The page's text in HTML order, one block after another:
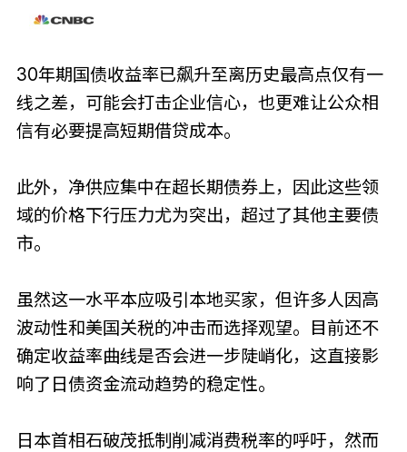
30年期国债收益率已飙升至离历史最高点仅有一
线之差，可能会打击企业信心，也更难让公众相
信有必要提高短期借贷成本。
此外，净供应集中在超长期债券上，因此这些领
域的价格下行压力尤为突出，超过了其他主要债
市。
虽然这一水平本应吸引本地买家，但许多人因高
波动性和美国关税的冲击而选择观望。目前还不
确定收益率曲线是否会进一步陡峭化，这直接影
响了日债资金流动趋势的稳定性。
日本首相石破茂抵制削减消费税率的呼吁，然而